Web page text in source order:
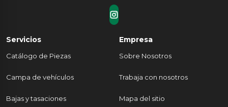
Servicios
Catálogo de Piezas
Campa de vehículos
Bajas y tasaciones
Empresa
Sobre Nosotros
Trabaja con nosotros
Mapa del sitio